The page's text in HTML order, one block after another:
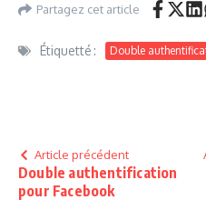
Partagez cet article
Étiquetté : Double
Article précédent
Double authentification
pour Facebook